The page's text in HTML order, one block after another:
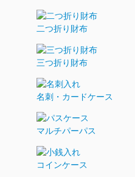
二つ折り財布
三つ折り財布
名刺・カードケース
マルチパーパス
コインケース